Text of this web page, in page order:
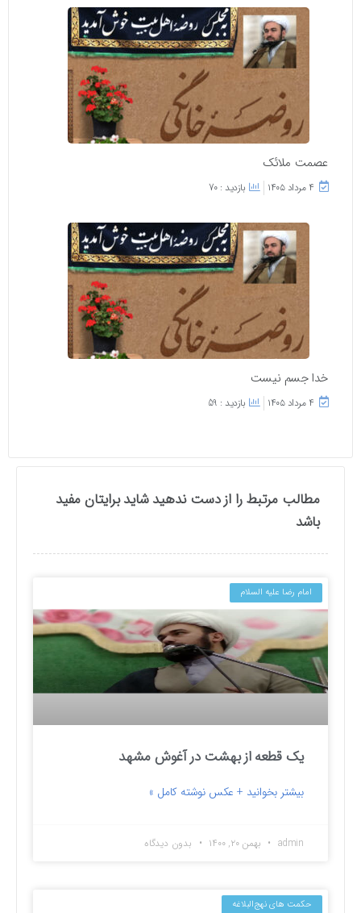
عصمت ملائک
۴ مرداد ۱۴۰۵ بازدید : 70
خدا جسم نیست
۴ مرداد ۱۴۰۵ بازدید : 59
مطالب مرتبط را از دست ندهید شاید برایتان مفید
باشد
امام رضا علیه السلام
یک قطعه از بهشت در آغوش مشهد
بیشتر بخوانید + عکس نوشته کامل »
admin بهمن ۲۰, ۱۴۰۰ بدون دیدگاه
حکمت های نهج‌البلاغه